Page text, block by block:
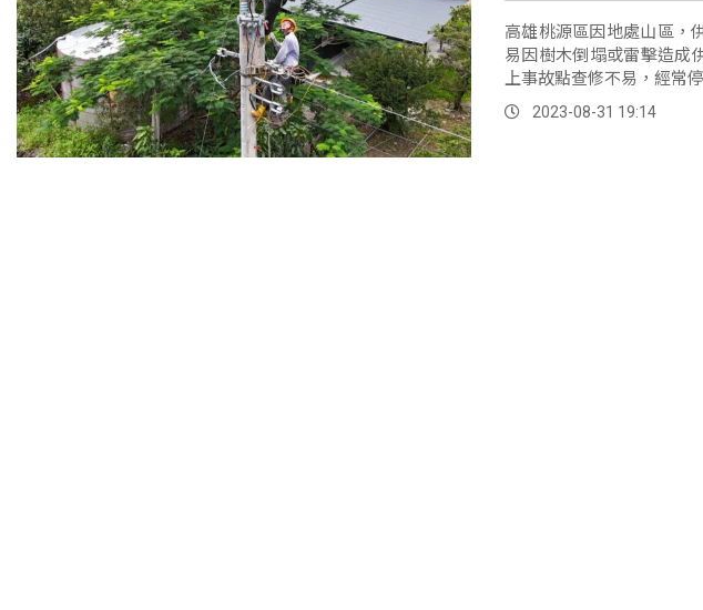
高雄桃源區因地處山區，
易因樹木倒塌或雷擊造成
上事故點查修不易，經常
2023-08-31 19:14